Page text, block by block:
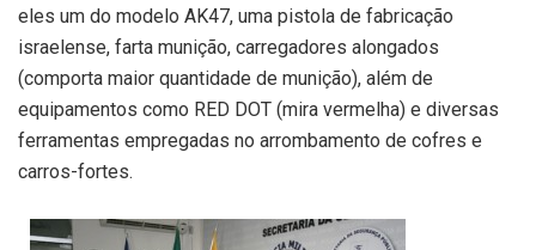
eles um do modelo AK47, uma pistola de fabricação
israelense, farta munição, carregadores alongados
(comporta maior quantidade de munição), além de
equipamentos como RED DOT (mira vermelha) e diversas
ferramentas empregadas no arrombamento de cofres e
carros-fortes.